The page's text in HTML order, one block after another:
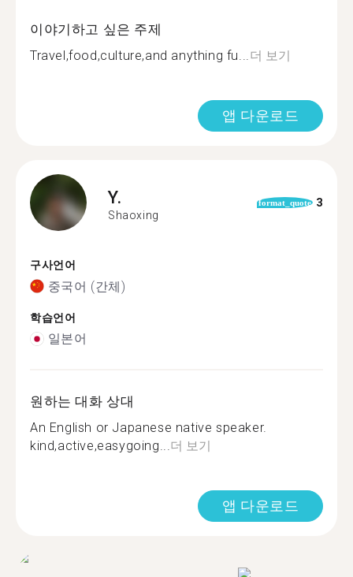
이야기하고 싶은 주제
Travel,food,culture,and anything fu...더 보기
앱 다운로드
Y.
Shaoxing
format_quote 3
구사언어
중국어 (간체)
학습언어
일본어
원하는 대화 상대
An English or Japanese native speaker.
kind,active,easygoing...더 보기
앱 다운로드